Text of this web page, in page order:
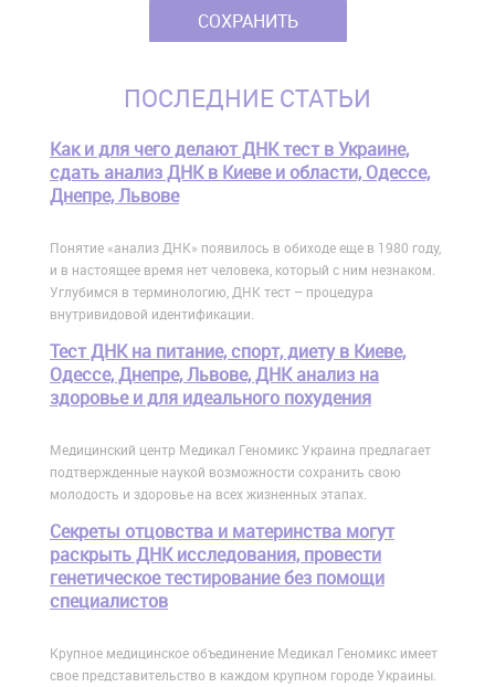
ПОСЛЕДНИЕ СТАТЬИ
Как и для чего делают ДНК тест в Украине,
сдать анализ ДНК в Киеве и области, Одессе,
Днепре, Львове
Понятие «анализ ДНК» появилось в обиходе еще в 1980 году,
и в настоящее время нет человека, который с ним незнаком.
Углубимся в терминологию, ДНК тест – процедура
внутривидовой идентификации.
Тест ДНК на питание, спорт, диету в Киеве,
Одессе, Днепре, Львове, ДНК анализ на
здоровье и для идеального похудения
Медицинский центр Медикал Геномикс Украина предлагает
подтвержденные наукой возможности сохранить свою
молодость и здоровье на всех жизненных этапах.
Cекреты отцовства и материнства могут
раскрыть ДНК исследования, провести
генетическое тестирование без помощи
специалистов
Крупное медицинское объединение Медикал Геномикс имеет
свое представительство в каждом крупном городе Украины.